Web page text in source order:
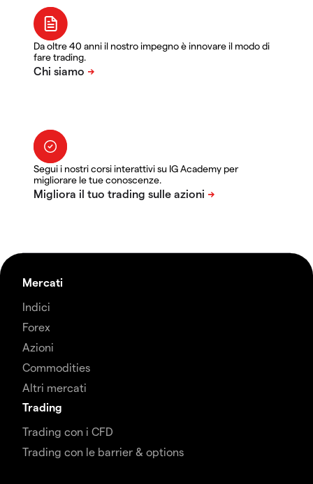
Da oltre 40 anni il nostro impegno è innovare il modo di
fare trading.
Segui i nostri corsi interattivi su IG Academy per
migliorare le tue conoscenze.
Mercati
Indici
Forex
Azioni
Commodities
Altri mercati
Trading
Trading con i CFD
Trading con le barrier & options